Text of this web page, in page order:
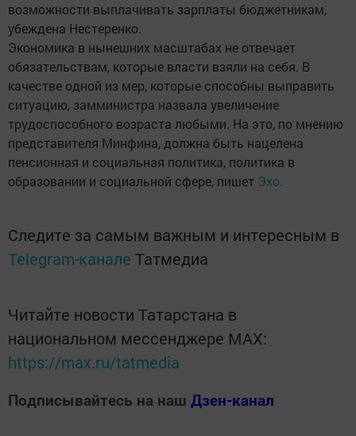
возможности выплачивать зарплаты бюджетникам,
убеждена Нестеренко.
Экономика в нынешних масштабах не отвечает
обязательствам, которые власти взяли на себя. В
качестве одной из мер, которые способны выправить
ситуацию, замминистра назвала увеличение
трудоспособного возраста любыми. На это, по мнению
представителя Минфина, должна быть нацелена
пенсионная и социальная политика, политика в
образовании и социальной сфере, пишет Эхо.
Следите за самым важным и интересным в
Telegram-канале Татмедиа
Читайте новости Татарстана в
национальном мессенджере MАХ:
https://max.ru/tatmedia
Подписывайтесь на наш Дзен-канал